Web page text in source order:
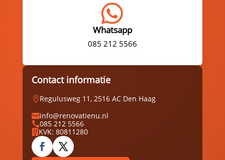

Whatsapp
085 212 5566
Contact informatie
Regulusweg 11, 2516 AC Den Haag
info@renovatienu.nl
085 212 5566
 KVK: 80811280